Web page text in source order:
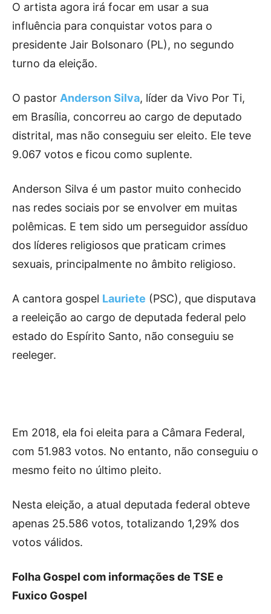
O artista agora irá focar em usar a sua
influência para conquistar votos para o
presidente Jair Bolsonaro (PL), no segundo
turno da eleição.
O pastor Anderson Silva, líder da Vivo Por Ti,
em Brasília, concorreu ao cargo de deputado
distrital, mas não conseguiu ser eleito. Ele teve
9.067 votos e ficou como suplente.
Anderson Silva é um pastor muito conhecido
nas redes sociais por se envolver em muitas
polêmicas. E tem sido um perseguidor assíduo
dos líderes religiosos que praticam crimes
sexuais, principalmente no âmbito religioso.
A cantora gospel Lauriete (PSC), que disputava
a reeleição ao cargo de deputada federal pelo
estado do Espírito Santo, não conseguiu se
reeleger.
Em 2018, ela foi eleita para a Câmara Federal,
com 51.983 votos. No entanto, não conseguiu o
mesmo feito no último pleito.
Nesta eleição, a atual deputada federal obteve
apenas 25.586 votos, totalizando 1,29% dos
votos válidos.
Folha Gospel com informações de TSE e
Fuxico Gospel